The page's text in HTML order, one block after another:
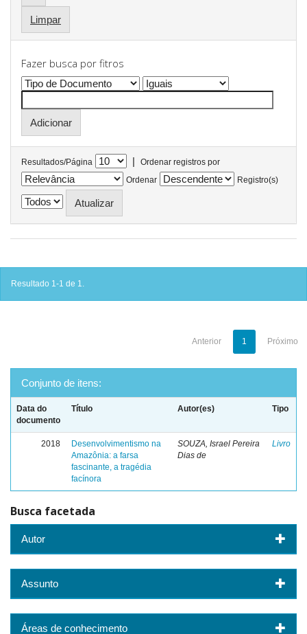
Limpar
Fazer busca por fitros
Resultados/Página |
Ordenar registros por
Ordenar
Registro(s)
Resultado 1-1 de 1.
Anterior 1 Próximo
Conjunto de itens:
Data do
documento
Título Autor(es) Tipo
2018
Desenvolvimentismo na
Amazônia: a farsa
fascinante, a tragédia
facínora
SOUZA, Israel Pereira
Dias de
Livro
Busca facetada
Autor
Assunto
Áreas de conhecimento